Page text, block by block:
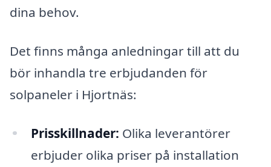
dina behov.
Det finns många anledningar till att du
bör inhandla tre erbjudanden för
solpaneler i Hjortnäs:
Prisskillnader: Olika leverantörer
erbjuder olika priser på installation